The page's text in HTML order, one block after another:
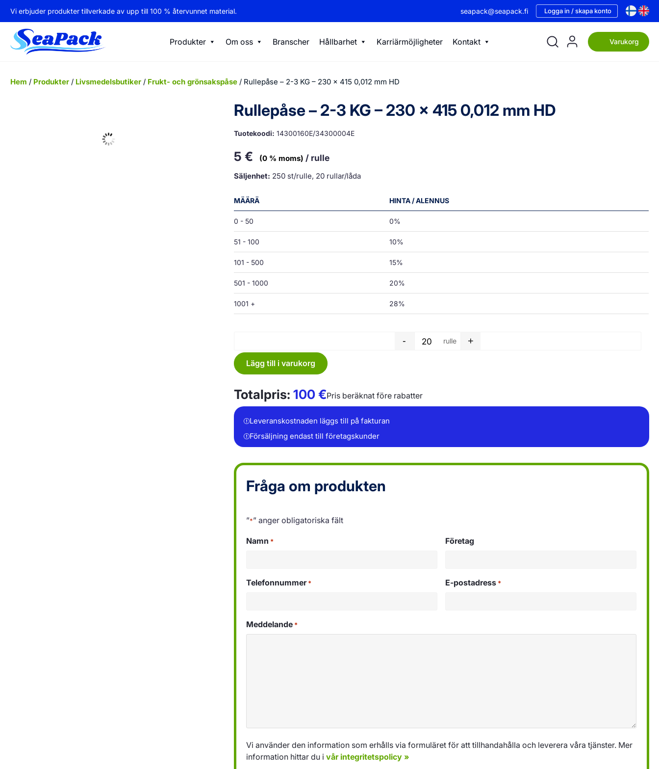
Vi erbjuder produkter tillverkade av upp till 100 % återvunnet material. seapack@seapack.fi Logga in / skapa konto
Produkter Om oss Branscher Hållbarhet Karriärmöjligheter Kontakt Varukorg
Hem / Produkter/ Livsmedelsbutiker/ Frukt- och grönsakspåse/ Rullepåse – 2-3 KG – 230 x 415 0,012 mm HD
Rullepåse – 2-3 KG – 230 x 415 0,012 mm HD
Tuotekoodi: 14300160E/34300004E
5 € (0 % moms) / rulle
Säljenhet: 250 st/rulle, 20 rullar/låda
MÄÄRÄ HINTA / ALENNUS
0 - 50 0%
51 - 100 10%
101 - 500 15%
501 - 1000 20%
1001 + 28%
Rullepåse - 2-3 KG - 230 x 415 0,012 mm HD mängd
- rulle +
Lägg till i varukorg
Totalpris: 100€Pris beräknat före rabatter
Leveranskostnaden läggs till på fakturan
Försäljning endast till företagskunder
Fråga om produkten
”*” anger obligatoriska fält
Namn * Företag
Telefonnummer * E-postadress *
Meddelande *
Vi använder den information som erhålls via formuläret för att tillhandahålla och leverera våra tjänster. Mer
information hittar du i vår integritetspolicy »